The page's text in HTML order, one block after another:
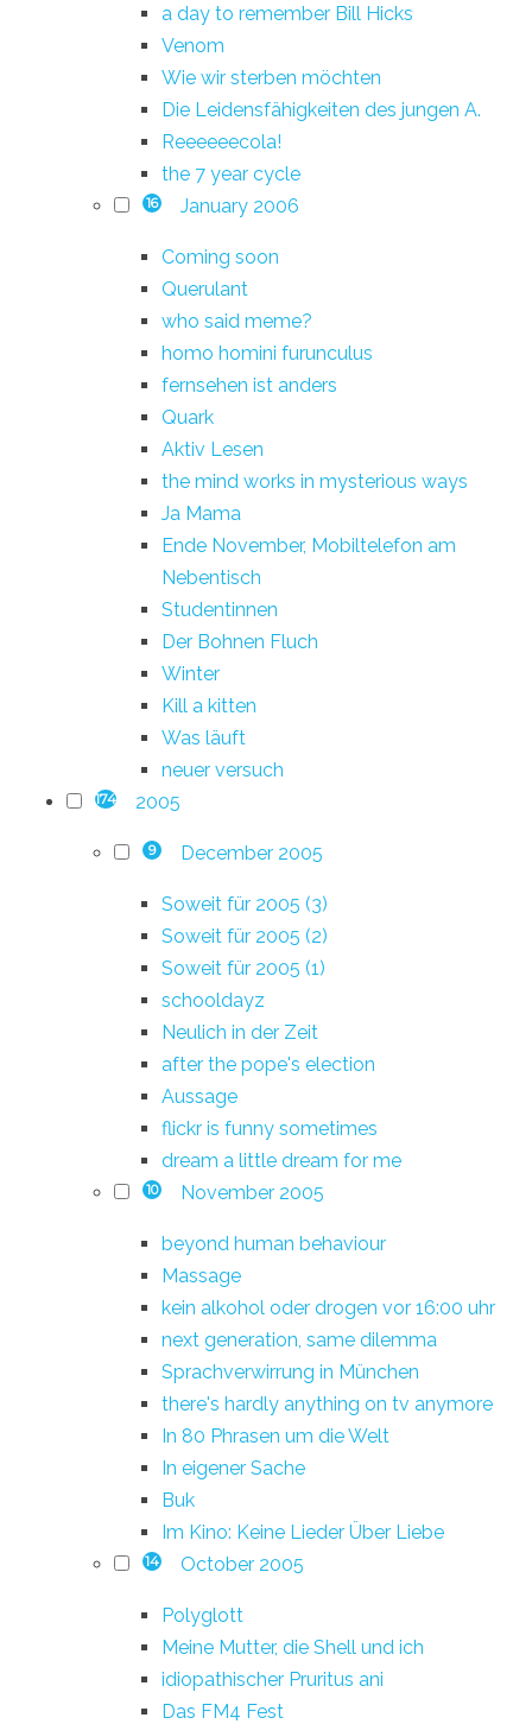
a day to remember Bill Hicks
Venom
Wie wir sterben möchten
Die Leidensfähigkeiten des jungen A.
Reeeeeecola!
the 7 year cycle
16 January 2006
Coming soon
Querulant
who said meme?
homo homini furunculus
fernsehen ist anders
Quark
Aktiv Lesen
the mind works in mysterious ways
Ja Mama
Ende November, Mobiltelefon am
Nebentisch
Studentinnen
Der Bohnen Fluch
Winter
Kill a kitten
Was läuft
neuer versuch
174 2005
9 December 2005
Soweit für 2005 (3)
Soweit für 2005 (2)
Soweit für 2005 (1)
schooldayz
Neulich in der Zeit
after the pope's election
Aussage
flickr is funny sometimes
dream a little dream for me
10 November 2005
beyond human behaviour
Massage
kein alkohol oder drogen vor 16:00 uhr
next generation, same dilemma
Sprachverwirrung in München
there's hardly anything on tv anymore
In 80 Phrasen um die Welt
In eigener Sache
Buk
Im Kino: Keine Lieder Über Liebe
14 October 2005
Polyglott
Meine Mutter, die Shell und ich
idiopathischer Pruritus ani
Das FM4 Fest